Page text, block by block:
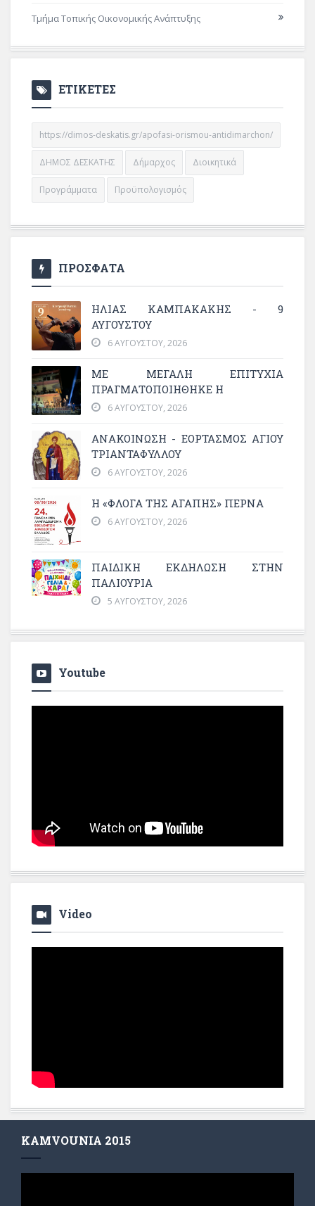
Τμήμα Τοπικής Οικονομικής Ανάπτυξης
ΕΤΙΚΕΤΕΣ
https://dimos-deskatis.gr/apofasi-orismou-antidimarchon/
ΔΗΜΟΣ ΔΕΣΚΑΤΗΣ Δήμαρχος Διοικητικά
Προγράμματα Προϋπολογισμός
ΠΡΟΣΦΑΤΑ
ΗΛΙΑΣ ΚΑΜΠΑΚΑΚΗΣ - 9
ΑΥΓΟΥΣΤΟΥ
6 ΑΥΓΟΎΣΤΟΥ, 2026
ΜΕ ΜΕΓΆΛΗ ΕΠΙΤΥΧΊΑ
ΠΡΑΓΜΑΤΟΠΟΙΉΘΗΚΕ Η
6 ΑΥΓΟΎΣΤΟΥ, 2026
ΑΝΑΚΟΙΝΩΣΗ - ΕΟΡΤΑΣΜΟΣ ΑΓΙΟΥ
ΤΡΙΑΝΤΑΦΥΛΛΟΥ
6 ΑΥΓΟΎΣΤΟΥ, 2026
Η «ΦΛΌΓΑ ΤΗΣ ΑΓΆΠΗΣ» ΠΕΡΝΆ
6 ΑΥΓΟΎΣΤΟΥ, 2026
ΠΑΙΔΙΚΗ ΕΚΔΗΛΩΣΗ ΣΤΗΝ
ΠΑΛΙΟΥΡΙΑ
5 ΑΥΓΟΎΣΤΟΥ, 2026
Youtube
Video
KAMVOUNIA 2015